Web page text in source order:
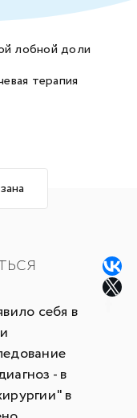
лобной доли
терапия
себя в
- в
в